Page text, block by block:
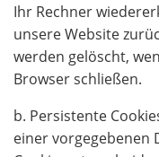
Ihr Rechner
unsere Website
werden gelöscht,
Browser schließen.
b. Persistente
einer vorgegebenen